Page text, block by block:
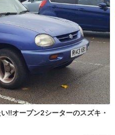
!!オープン2シーターのスズキ・